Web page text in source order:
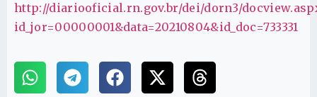
http://diariooficial.rn.gov.br/dei/dorn3/
id_jor=00000001&data=20210804&id_doc=733331